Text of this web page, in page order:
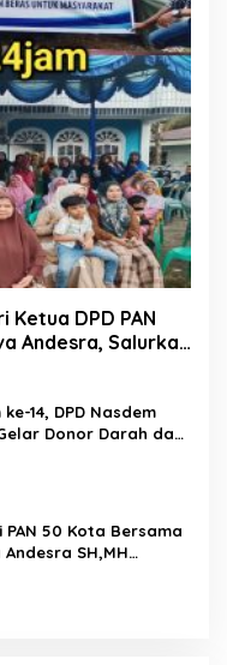
Ketua DPD PAN
Andesra, Salurkan
Masyarakat
14, DPD Nasdem
Donor Darah dan
Gratis
50 Kota Bersama
SH,MH
Beras Untuk